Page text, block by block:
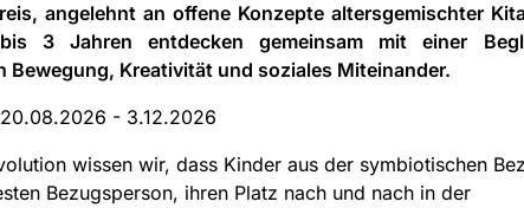
angelehnt an offene Konzepte altersgemischter
3 Jahren entdecken gemeinsam mit einer
Bewegung, Kreativität und soziales Miteinander.
20.08.2026 - 3.12.2026
wissen wir, dass Kinder aus der symbiotischen
Bezugsperson, ihren Platz nach und nach in der